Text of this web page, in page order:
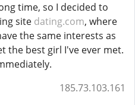
time, so I decided to
site dating.com, where
the same interests as
the best girl I've ever met.
185.73.103.161